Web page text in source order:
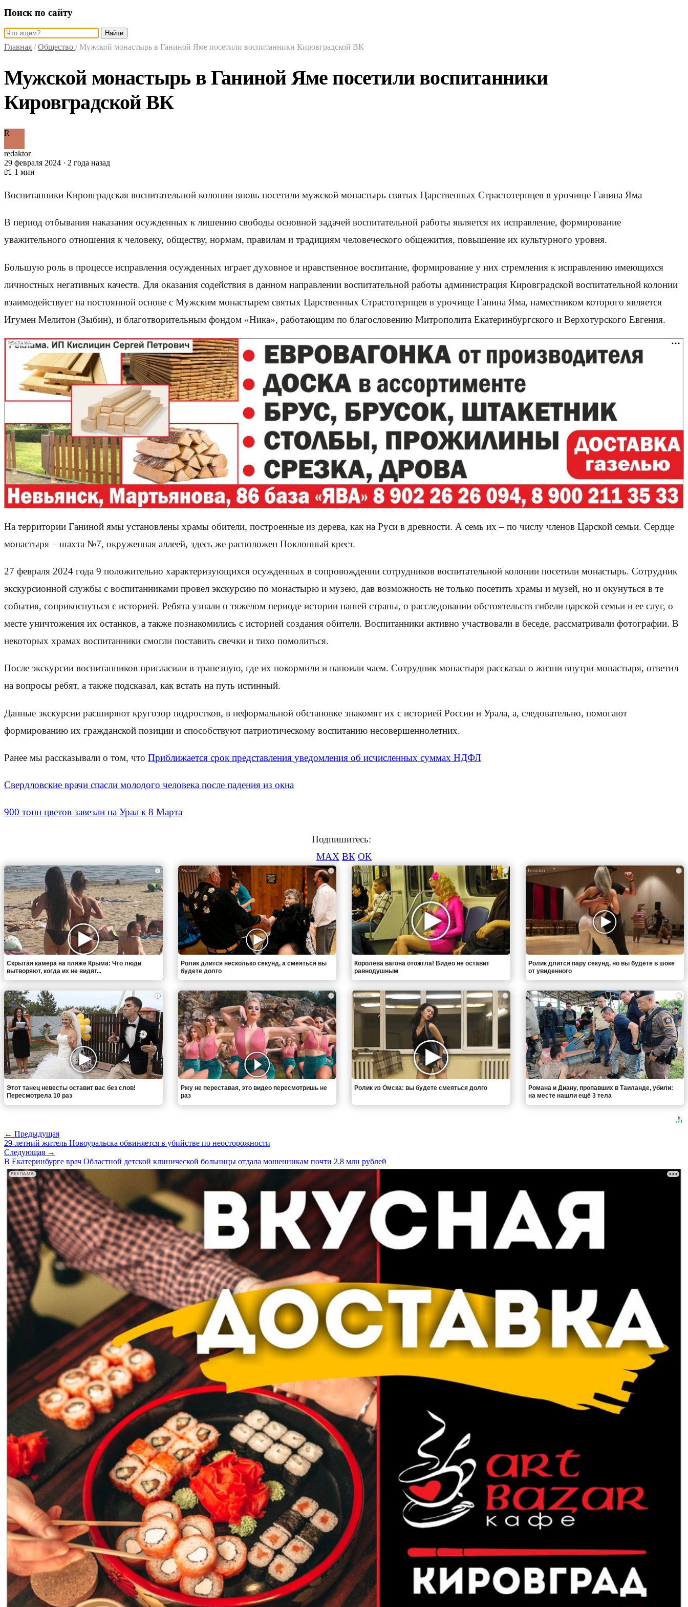
Поиск по сайту
Найти
Главная / Общество / Мужской монастырь в Ганиной Яме посетили воспитанники Кировградской ВК
Мужской монастырь в Ганиной Яме посетили воспитанники
Кировградской ВК
R
redaktor
29 февраля 2024 · 2 года назад
📖 1 мин
Воспитанники Кировградская воспитательной колонии вновь посетили мужской монастырь святых Царственных Страстотерпцев в урочище Ганина Яма
В период отбывания наказания осужденных к лишению свободы основной задачей воспитательной работы является их исправление, формирование
уважительного отношения к человеку, обществу, нормам, правилам и традициям человеческого общежития, повышение их культурного уровня.
Большую роль в процессе исправления осужденных играет духовное и нравственное воспитание, формирование у них стремления к исправлению имеющихся
личностных негативных качеств. Для оказания содействия в данном направлении воспитательной работы администрация Кировградской воспитательной колонии
взаимодействует на постоянной основе с Мужским монастырем святых Царственных Страстотерпцев в урочище Ганина Яма, наместником которого является
Игумен Мелитон (Зыбин), и благотворительным фондом «Ника», работающим по благословению Митрополита Екатеринбургского и Верхотурского Евгения.
РЕКЛАМА
На территории Ганиной ямы установлены храмы обители, построенные из дерева, как на Руси в древности. А семь их – по числу членов Царской семьи. Сердце
монастыря – шахта №7, окруженная аллеей, здесь же расположен Поклонный крест.
27 февраля 2024 года 9 положительно характеризующихся осужденных в сопровождении сотрудников воспитательной колонии посетили монастырь. Сотрудник
экскурсионной службы с воспитанниками провел экскурсию по монастырю и музею, дав возможность не только посетить храмы и музей, но и окунуться в те
события, соприкоснуться с историей. Ребята узнали о тяжелом периоде истории нашей страны, о расследовании обстоятельств гибели царской семьи и ее слуг, о
месте уничтожения их останков, а также познакомились с историей создания обители. Воспитанники активно участвовали в беседе, рассматривали фотографии. В
некоторых храмах воспитанники смогли поставить свечки и тихо помолиться.
После экскурсии воспитанников пригласили в трапезную, где их покормили и напоили чаем. Сотрудник монастыря рассказал о жизни внутри монастыря, ответил
на вопросы ребят, а также подсказал, как встать на путь истинный.
Данные экскурсии расширяют кругозор подростков, в неформальной обстановке знакомят их с историей России и Урала, а, следовательно, помогают
формированию их гражданской позиции и способствуют патриотическому воспитанию несовершеннолетних.
Ранее мы рассказывали о том, что Приближается срок представления уведомления об исчисленных суммах НДФЛ
Свердловские врачи спасли молодого человека после падения из окна
900 тонн цветов завезли на Урал к 8 Марта
Подпишитесь:
MAX ВК ОК
i
Скрытая камера на пляже Крыма: Что люди
вытворяют, когда их не видят...
i
Ролик длится несколько секунд, а смеяться вы
будете долго
i
Королева вагона отожгла! Видео не оставит
равнодушным
i
Ролик длится пару секунд, но вы будете в шоке
от увиденного
i
Этот танец невесты оставит вас без слов!
Пересмотрела 10 раз
i
Ржу не переставая, это видео пересмотришь не
раз
i
Ролик из Омска: вы будете смеяться долго
i
Романа и Диану, пропавших в Таиланде, убили:
на месте нашли ещё 3 тела
← Предыдущая
29-летний житель Новоуральска обвиняется в убийстве по неосторожности
Следующая →
В Екатеринбурге врач Областной детской клинической больницы отдала мошенникам почти 2.8 млн рублей
РЕКЛАМА